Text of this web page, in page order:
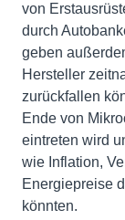
von
durch
geben
Hersteller
zurückfallen
Ende von
eintreten wird
wie Inflation,
Energiepreise
könnten.